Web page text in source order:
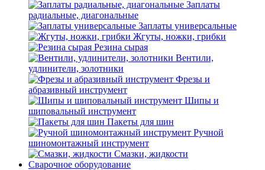
Заплаты
радиальные, диагональные
Заплаты универсальные
Жгуты, ножки, грибки
Резина сырая
Вентили,
удлинители, золотники
Фрезы и
абразивный инструмент
Шипы и
шиповальный инструмент
Пакеты для шин
Ручной
шиномонтажный инструмент
Смазки, жидкости
Сварочное оборудование